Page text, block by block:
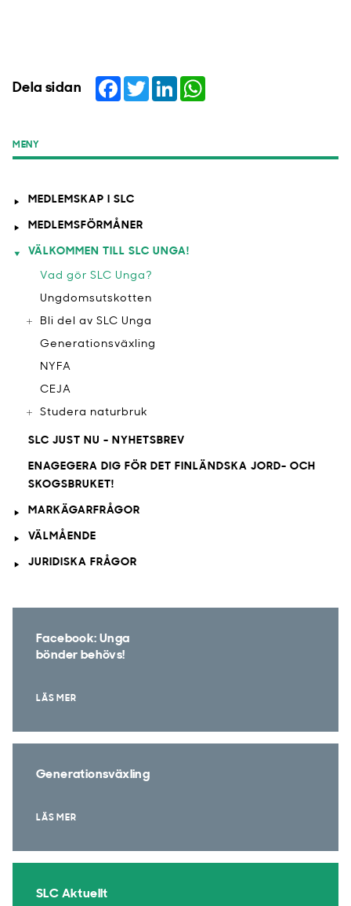
Dela sidan Facebook
TwitterLinkedIn
MENY
MEDLEMSKAP I SLC
MEDLEMSFÖRMÅNER
VÄLKOMMEN TILL SLC UNGA!
Vad gör SLC Unga?
Ungdomsutskotten
Bli del av SLC Unga
Generationsväxling
NYFA
CEJA
Studera naturbruk
SLC JUST NU - NYHETSBREV
ENAGEGERA DIG FÖR DET FINLÄNDSKA JORD- OCH
SKOGSBRUKET!
MARKÄGARFRÅGOR
VÄLMÅENDE
JURIDISKA FRÅGOR
Facebook: Unga
bönder behövs!
LÄS MER
Generationsväxling
LÄS MER
SLC Aktuellt